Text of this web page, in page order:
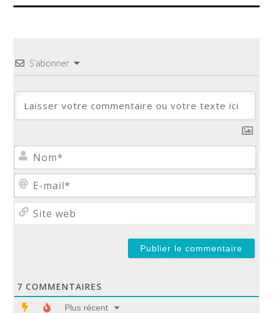
S’abonner
E-
Site
7 COMMENTAIRES
Plus récent